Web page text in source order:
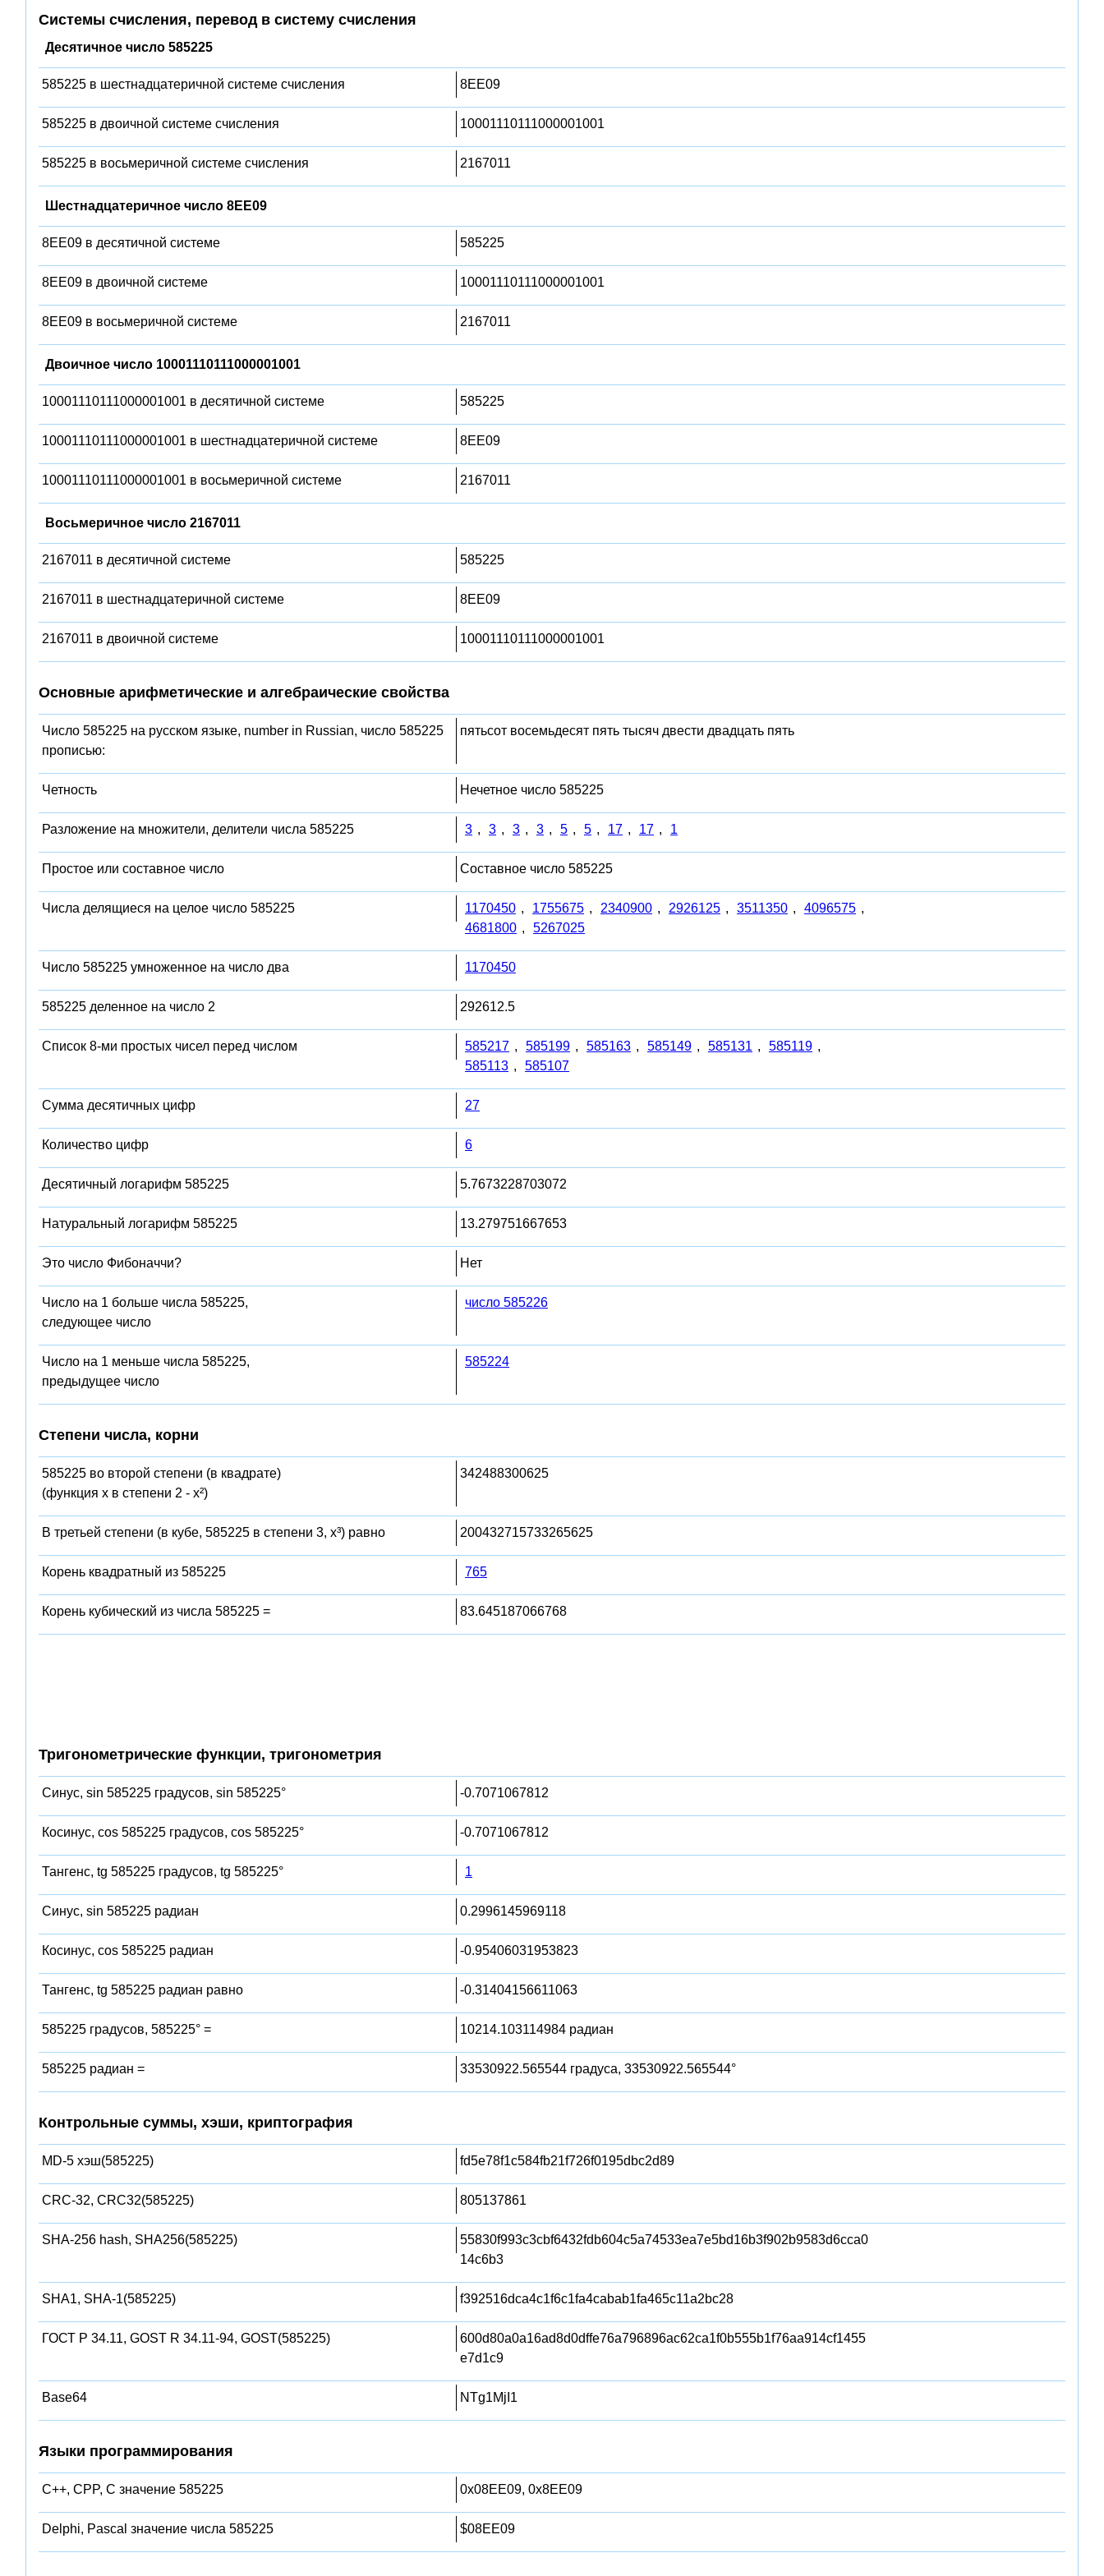
Системы счисления, перевод в систему счисления
Десятичное число 585225
585225 в шестнадцатеричной системе счисления 8EE09
585225 в двоичной системе счисления 10001110111000001001
585225 в восьмеричной системе счисления 2167011
Шестнадцатеричное число 8EE09
8EE09 в десятичной системе 585225
8EE09 в двоичной системе 10001110111000001001
8EE09 в восьмеричной системе 2167011
Двоичное число 10001110111000001001
10001110111000001001 в десятичной системе 585225
10001110111000001001 в шестнадцатеричной системе 8EE09
10001110111000001001 в восьмеричной системе 2167011
Восьмеричное число 2167011
2167011 в десятичной системе 585225
2167011 в шестнадцатеричной системе 8EE09
2167011 в двоичной системе 10001110111000001001
Основные арифметические и алгебраические свойства
Число 585225 на русском языке, number in Russian, число 585225
прописью:
пятьсот восемьдесят пять тысяч двести двадцать пять
Четность Нечетное число 585225
Разложение на множители, делители числа 585225 3 , 3 , 3 , 3 , 5 , 5 , 17 , 17 , 1
Простое или составное число Составное число 585225
Числа делящиеся на целое число 585225 1170450 , 1755675 , 2340900 , 2926125 , 3511350 , 4096575 ,
4681800 , 5267025
Число 585225 умноженное на число два 1170450
585225 деленное на число 2 292612.5
Список 8-ми простых чисел перед числом 585217 , 585199 , 585163 , 585149 , 585131 , 585119 ,
585113 , 585107
Сумма десятичных цифр 27
Количество цифр 6
Десятичный логарифм 585225 5.7673228703072
Натуральный логарифм 585225 13.279751667653
Это число Фибоначчи? Нет
Число на 1 больше числа 585225,
следующее число
число 585226
Число на 1 меньше числа 585225,
предыдущее число
585224
Степени числа, корни
585225 во второй степени (в квадрате)
(функция x в степени 2 - x²)
342488300625
В третьей степени (в кубе, 585225 в степени 3, x³) равно 200432715733265625
Корень квадратный из 585225 765
Корень кубический из числа 585225 = 83.645187066768
Тригонометрические функции, тригонометрия
Синус, sin 585225 градусов, sin 585225° -0.7071067812
Косинус, cos 585225 градусов, cos 585225° -0.7071067812
Тангенс, tg 585225 градусов, tg 585225° 1
Синус, sin 585225 радиан 0.2996145969118
Косинус, cos 585225 радиан -0.95406031953823
Тангенс, tg 585225 радиан равно -0.31404156611063
585225 градусов, 585225° = 10214.103114984 радиан
585225 радиан = 33530922.565544 градуса, 33530922.565544°
Контрольные суммы, хэши, криптография
MD-5 хэш(585225) fd5e78f1c584fb21f726f0195dbc2d89
CRC-32, CRC32(585225) 805137861
SHA-256 hash, SHA256(585225)
55830f993c3cbf6432fdb604c5a74533ea7e5bd16b3f902b9583d6cca0
14c6b3
SHA1, SHA-1(585225) f392516dca4c1f6c1fa4cabab1fa465c11a2bc28
ГОСТ Р 34.11, GOST R 34.11-94, GOST(585225)
600d80a0a16ad8d0dffe76a796896ac62ca1f0b555b1f76aa914cf1455
e7d1c9
Base64 NTg1MjI1
Языки программирования
C++, CPP, C значение 585225 0x08EE09, 0x8EE09
Delphi, Pascal значение числа 585225 $08EE09